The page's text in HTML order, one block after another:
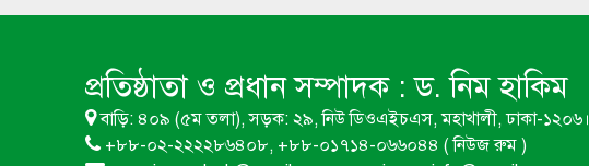
প্রতিষ্ঠাতা ও প্রধান সম্পাদক :ড. নিম হাকিম
বাড়ি: ৪০৯ (৫ম তলা), সড়ক: ২৯, নিউ ডিওএইচএস, মহাখালী, ঢাকা-১২০৬।
+৮৮-০২-২২২২৮৬৪০৮, +৮৮-০১৭১৪-০৬৬০৪৪ ( নিউজ রুম )